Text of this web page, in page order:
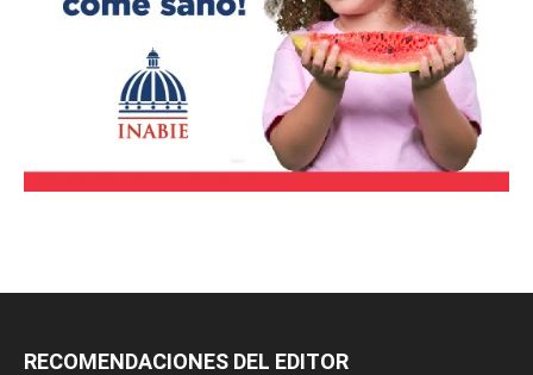
RECOMENDACIONES DEL EDITOR